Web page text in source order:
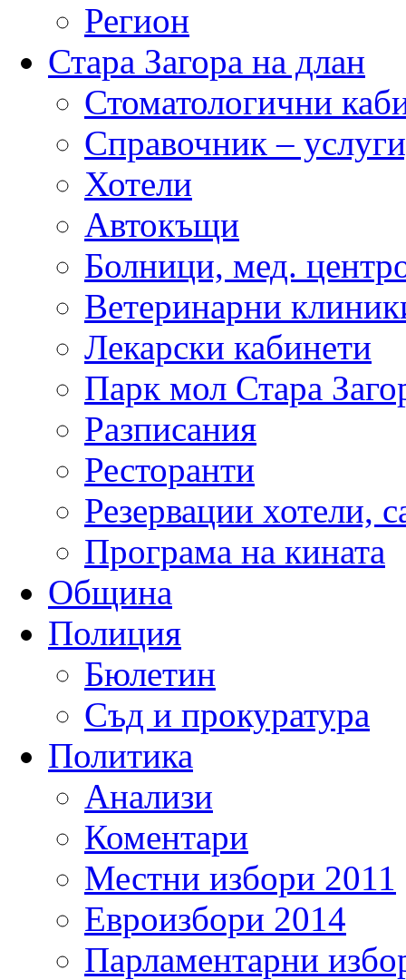
Регион
Стара Загора на длан
Стоматологични
Справочник –
Хотели
Автокъщи
Болници, мед.
Ветеринарни
Лекарски кабинети
Парк мол Стара
Разписания
Ресторанти
Резервации хотели,
Програма на кината
Община
Полиция
Бюлетин
Съд и прокуратура
Политика
Анализи
Коментари
Местни избори 2011
Евроизбори 2014
Парламентарни